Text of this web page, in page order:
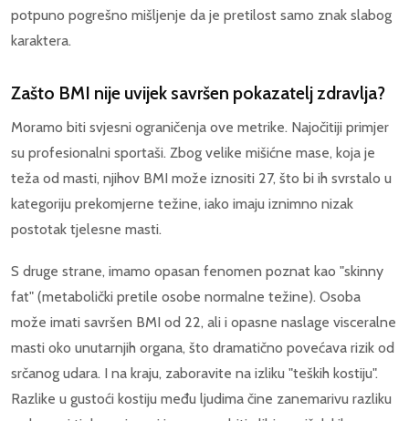
potpuno pogrešno mišljenje da je pretilost samo znak slabog
karaktera.
Zašto BMI nije uvijek savršen pokazatelj zdravlja?
Moramo biti svjesni ograničenja ove metrike. Najočitiji primjer
su profesionalni sportaši. Zbog velike mišićne mase, koja je
teža od masti, njihov BMI može iznositi 27, što bi ih svrstalo u
kategoriju prekomjerne težine, iako imaju iznimno nizak
postotak tjelesne masti.
S druge strane, imamo opasan fenomen poznat kao "skinny
fat" (metabolički pretile osobe normalne težine). Osoba
može imati savršen BMI od 22, ali i opasne naslage visceralne
masti oko unutarnjih organa, što dramatično povećava rizik od
srčanog udara. I na kraju, zaboravite na izliku "teških kostiju".
Razlike u gustoći kostiju među ljudima čine zanemarivu razliku